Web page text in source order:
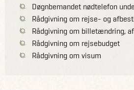
Døgnbemandet nødtelefon
Rådgivning om rejse- og
Rådgivning om billetændring,
Rådgivning om rejsebudget
Rådgivning om visum